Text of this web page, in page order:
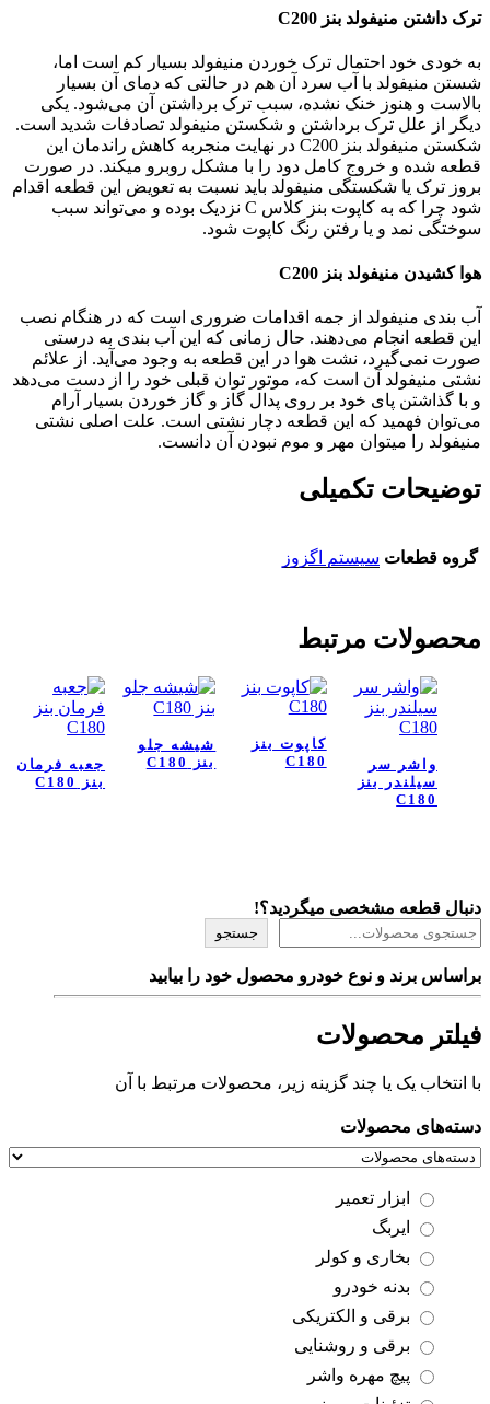
ترک داشتن منیفولد بنز C200
به خودی خود احتمال ترک خوردن منیفولد بسیار کم است اما،
شستن منیفولد با آب سرد آن هم در حالتی که دمای آن بسیار
بالاست و هنوز خنک نشده، سبب ترک برداشتن آن می‌شود. یکی
دیگر از علل ترک برداشتن و شکستن منیفولد تصادفات شدید است.
شکستن منیفولد بنز C200 در نهایت منجربه کاهش راندمان این
قطعه شده و خروج کامل دود را با مشکل روبرو میکند. در صورت
بروز ترک یا شکستگی منیفولد باید نسبت به تعویض این قطعه اقدام
شود چرا که به کاپوت بنز کلاس C نزدیک بوده و می‌تواند سبب
سوختگی نمد و یا رفتن رنگ کاپوت شود.
هوا کشیدن منیفولد بنز C200
آب بندی منیفولد از جمه اقدامات ضروری است که در هنگام نصب
این قطعه انجام می‌دهند. حال زمانی که این آب بندی به درستی
صورت نمی‌گیرد، نشت هوا در این قطعه به وجود می‌آید. از علائم
نشتی منیفولد آن است که، موتور توان قبلی خود را از دست می‌دهد
و با گذاشتن پای خود بر روی پدال گاز و گاز خوردن بسیار آرام
می‌توان فهمید که این قطعه دچار نشتی است. علت اصلی نشتی
منیفولد را میتوان مهر و موم نبودن آن دانست.
توضیحات تکمیلی
گروه قطعات سیستم اگزوز
محصولات مرتبط
واشر سر
سیلندر بنز
C180
کاپوت بنز
C180
شیشه جلو
بنز C180
جعبه فرمان
بنز C180
دنبال قطعه مشخصی میگردید؟!
جستجو
براساس برند و نوع خودرو محصول خود را بیابید
فیلتر محصولات
با انتخاب یک یا چند گزینه زیر، محصولات مرتبط با آن
دسته‌های محصولات
ابزار تعمیر
ایربگ
بخاری و کولر
بدنه خودرو
برقی و الکتریکی
برقی و روشنایی
پیچ مهره واشر